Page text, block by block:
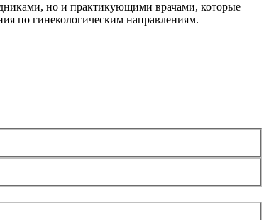
но и практикующими врачами, которые
по гинекологическим направлениям.